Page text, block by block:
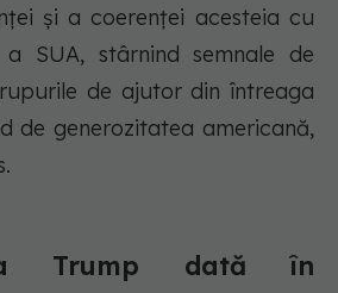
și a coerenței acesteia cu
SUA, stârnind semnale de
de ajutor din întreaga
de generozitatea americană,
Trump dată în